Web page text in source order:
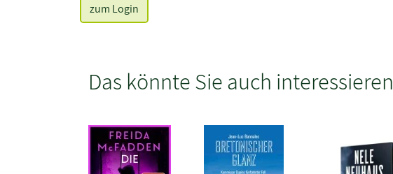
zum Login
Das könnte Sie auch interessieren